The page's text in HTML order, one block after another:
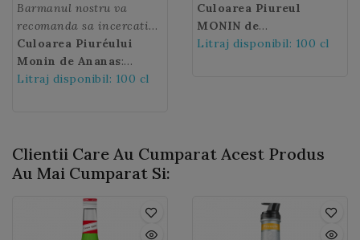
tuturor cocktail-
urilor.
se preteaza la multe
retete dulci si sarate.
Barmanul nostru va
recomanda sa incercati
uncocktail Martini cu
Piuré de Ananas
MONIN!
Culoarea Piuréului
Monin de Ananas:
galben deschis.
Litraj disponibil: 100 cl
desert) facandu-le
irezistibile!
intr-un smoothie
deosebit de gustos, un
echilibru perfect intre
Culoarea Piureul
MONIN de
Afine:albastru intens
textura si aroma sa!
Litraj disponibil: 100 cl
Clientii Care Au Cumparat Acest Produs
Au Mai Cumparat Si: